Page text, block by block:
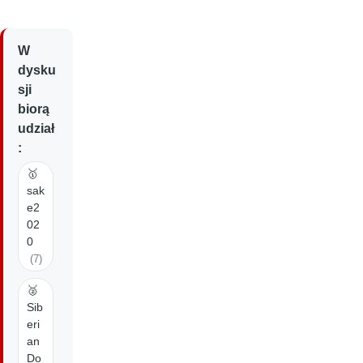
W
dysku
sji
biorą
udział
:
🥇
sak
e2
02
0
(7)
🥈
Sib
eri
an
Do